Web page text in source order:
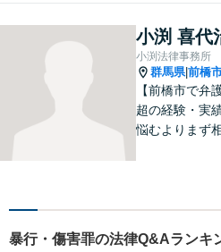
ように心がけ
相談者様のお
きし、常にご
添った弁護活
す。
小渕 喜代
小渕法律事務所
群馬県|前橋
【前橋市で弁
超の経験・実
悩むよりまず
のお手伝いを
暴行・傷害罪の法律Q&Aランキ